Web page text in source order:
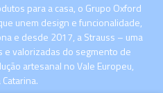
para a casa, o Grupo Oxford
unem design e funcionalidade,
e desde 2017, a Strauss – uma
e valorizadas do segmento de
artesanal no Vale Europeu,